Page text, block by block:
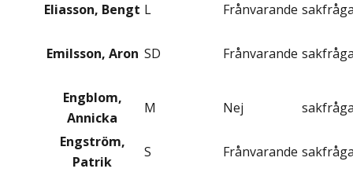
Eliasson, Bengt L Frånvarande
Emilsson, Aron SD Frånvarande
Engblom,
Annicka
M Nej
Engström,
Patrik
S Frånvarande